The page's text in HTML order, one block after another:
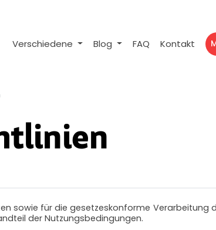
Verschiedene Blog FAQ Kontakt
sowie für die gesetzeskonforme Verarbeitung
der Nutzungsbedingungen.